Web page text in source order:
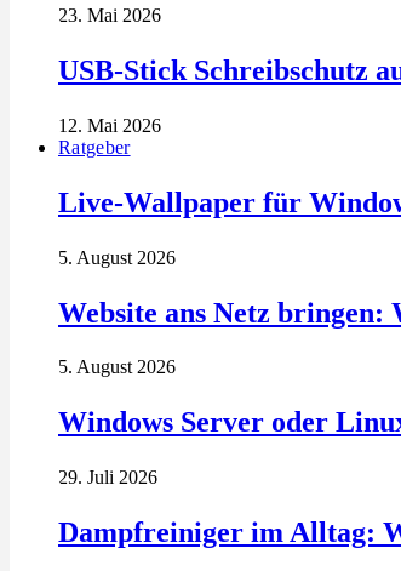
23. Mai 2026
USB-Stick Schreibschutz
12. Mai 2026
Ratgeber
Live-Wallpaper für
5. August 2026
Website ans Netz
5. August 2026
Windows Server oder
29. Juli 2026
Dampfreiniger im Alltag: